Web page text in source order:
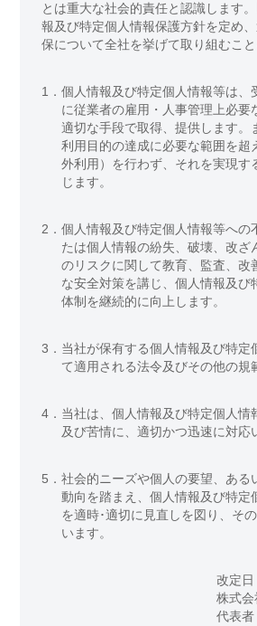
とは重大な社会的責任と認識します
報及び特定個人情報保護方針を定め
保について全社を挙げて取り組むこと
1．個人情報及び特定個人情報等は、
に従業者の雇用・人事管理上必要
適切な手段で取得、提供します。
利用目的の達成に必要な範囲を超
外利用）を行わず、それを実現す
じます。
2．個人情報及び特定個人情報等への
たは個人情報の紛失、破壊、改ざ
のリスクに関して教育、監査、改
な安全対策を講じ、個人情報及び
体制を継続的に向上します。
3． 当社が保有する個人情報及び特定
て適用される法令及びその他の規
4． 当社は、個人情報及び特定個人情
及び苦情に、適切かつ迅速に対応
5．社会的ニーズや個人の要望、ある
動向を踏まえ、個人情報及び特定
を適時･適切に見直しを図り、そ
います。
改定
株式会
代表